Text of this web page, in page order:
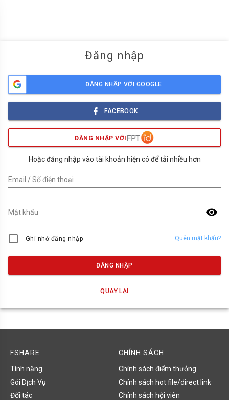
Đăng nhập
ĐĂNG NHẬP VỚI GOOGLE
FACEBOOK
ĐĂNG NHẬP VỚI
Hoặc đăng nhập vào tài khoản hiện có để tải nhiều hơn
Email / Số điện thoại
visibility
Mật khẩu
Ghi nhớ đăng nhập Quên mật khẩu?
ĐĂNG NHẬP
QUAY LẠI
FSHARE
Tính năng
Gói Dịch Vụ
Đối tác
CHÍNH SÁCH
Chính sách điểm thưởng
Chính sách hot file/direct link
Chính sách hội viên